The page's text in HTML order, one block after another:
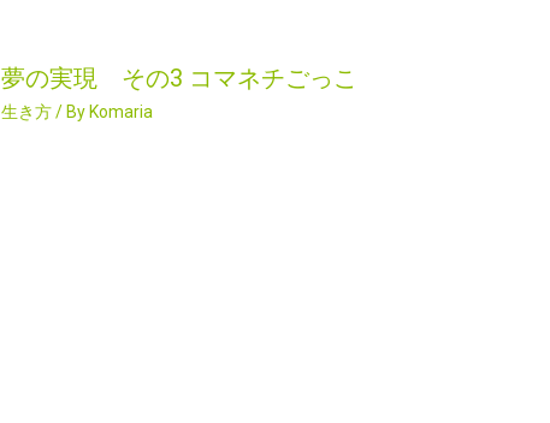
夢の実現 その3 コマネチごっこ
生き方/ By Komaria